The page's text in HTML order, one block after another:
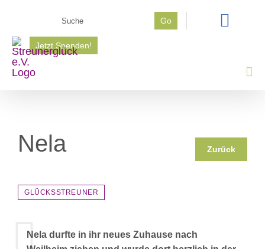
springen
Go
Jetzt Spenden!
Nela Zurück
GLÜCKSSTREUNER
Nela durfte in ihr neues Zuhause nach